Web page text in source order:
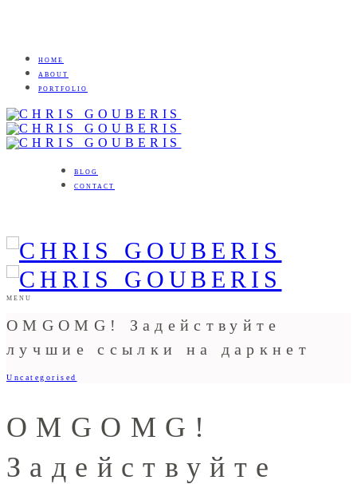
HOME
ABOUT
PORTFOLIO
BLOG
CONTACT
MENU
OMGOMG! Задействуйте
лучшие ссылки на даркнет
Uncategorised
OMGOMG!
Задействуйте